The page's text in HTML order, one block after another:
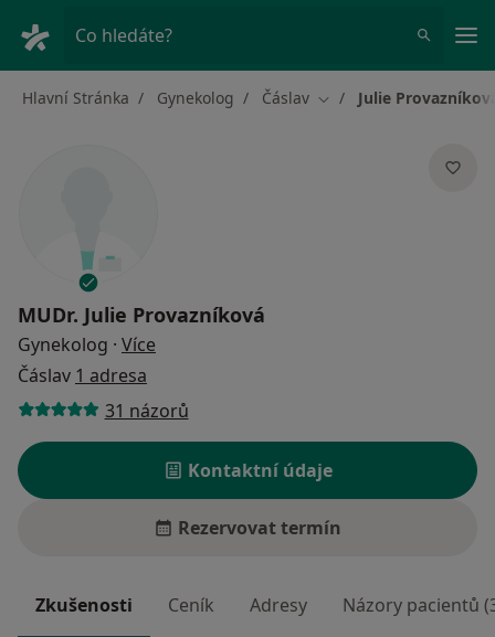
Co hledáte?
Hlavní Stránka Gynekolog Čáslav Změna města
Julie
MUDr. Julie Provazníková
Gynekolog · Více
Čáslav 1 adresa
31 názorů
Kontaktní údaje
Rezervovat termín
Zkušenosti Ceník Adresy Názory pacientů